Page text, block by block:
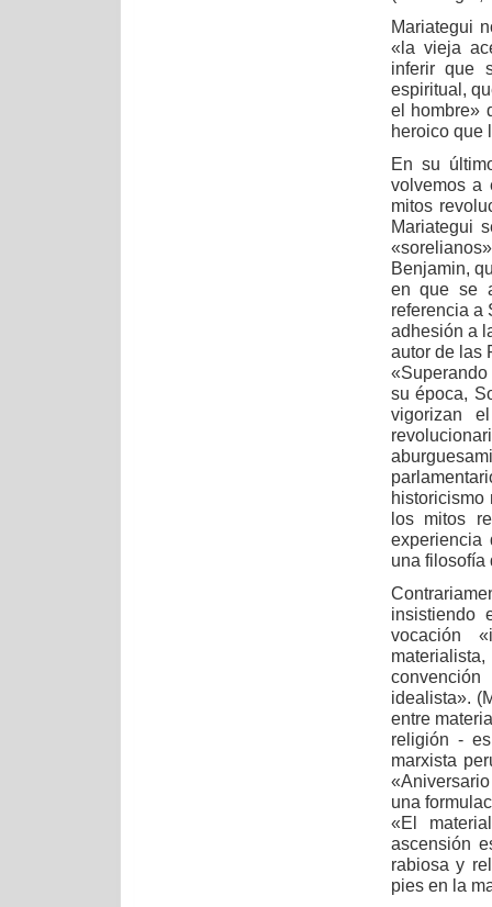
Mariategui
«la vieja
inferir que
espiritual,
el hombre»
heroico que
En su
volvemos a
mitos
Mariategui
Benjamin,
en que se
referencia a
adhesión a
autor de las
su época,
vigorizan
los mitos
experiencia
una filosofía
insistiendo
vocación
idealista».
entre
religión -
marxista
una
«El
ascensión
rabiosa y
pies en la